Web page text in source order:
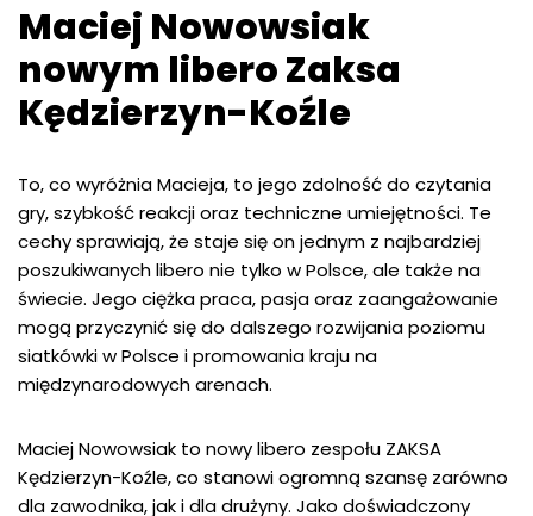
Maciej Nowowsiak
nowym libero Zaksa
Kędzierzyn-Koźle
To, co wyróżnia Macieja, to jego zdolność do czytania
gry, szybkość reakcji oraz techniczne umiejętności. Te
cechy sprawiają, że staje się on jednym z najbardziej
poszukiwanych libero nie tylko w Polsce, ale także na
świecie. Jego ciężka praca, pasja oraz zaangażowanie
mogą przyczynić się do dalszego rozwijania poziomu
siatkówki w Polsce i promowania kraju na
międzynarodowych arenach.
Maciej Nowowsiak to nowy libero zespołu ZAKSA
Kędzierzyn-Koźle, co stanowi ogromną szansę zarówno
dla zawodnika, jak i dla drużyny. Jako doświadczony